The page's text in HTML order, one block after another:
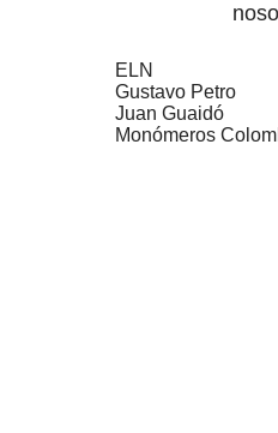
ELN
Gustavo Petro
Juan Guaidó
Monómeros